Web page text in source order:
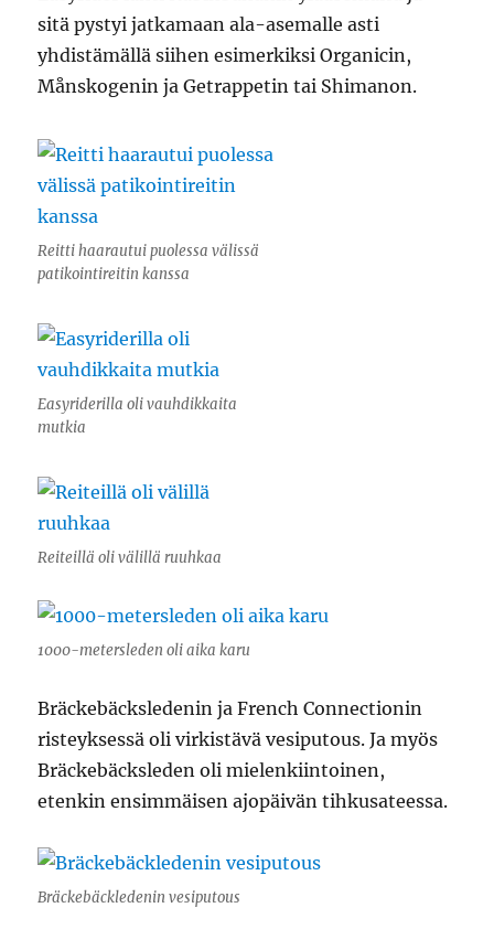
sitä pystyi jatkamaan ala-asemalle asti
yhdistämällä siihen esimerkiksi Organicin,
Månskogenin ja Getrappetin tai Shimanon.
Reitti haarautui puolessa välissä
patikointireitin kanssa
Easyriderilla oli vauhdikkaita
mutkia
Reiteillä oli välillä ruuhkaa
1000-metersleden oli aika karu
Bräckebäcksledenin ja French Connectionin
risteyksessä oli virkistävä vesiputous. Ja myös
Bräckebäcksleden oli mielenkiintoinen,
etenkin ensimmäisen ajopäivän tihkusateessa.
Bräckebäckledenin vesiputous